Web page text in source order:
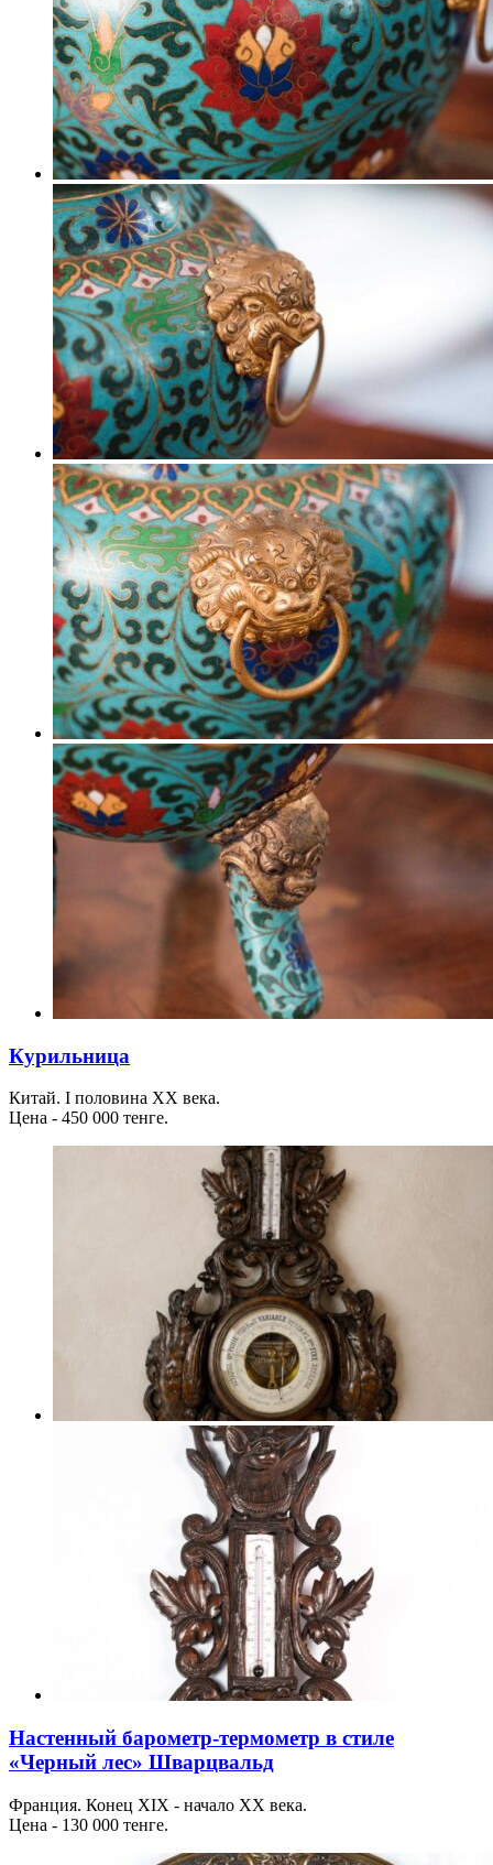
Курильница
Китай. I половина ХХ века.
Цена - 450 000 тенге.
Настенный барометр-термометр в стиле
«Черный лес» Шварцвальд
Франция. Конец XIX - начало XX века.
Цена - 130 000 тенге.